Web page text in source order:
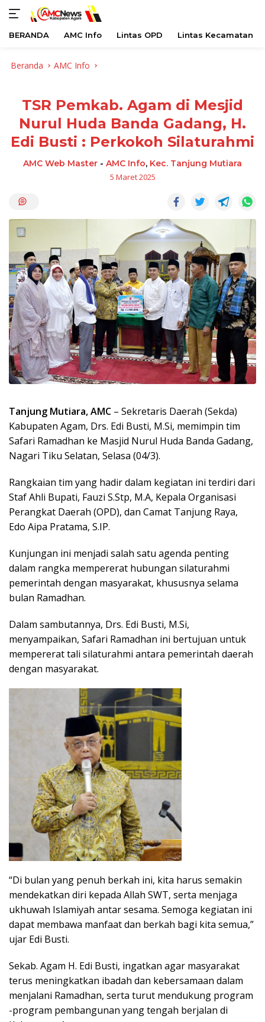
BERANDA AMC Info Lintas OPD Lintas Kecamatan
Beranda AMC Info
TSR Pemkab. Agam di Mesjid
Nurul Huda Banda Gadang, H.
Edi Busti : Perkokoh Silaturahmi
AMC Web Master - AMC Info, Kec. Tanjung Mutiara
5 Maret 2025
Tanjung Mutiara, AMC – Sekretaris Daerah (Sekda)
Kabupaten Agam, Drs. Edi Busti, M.Si, memimpin tim
Safari Ramadhan ke Masjid Nurul Huda Banda Gadang,
Nagari Tiku Selatan, Selasa (04/3).
Rangkaian tim yang hadir dalam kegiatan ini terdiri dari
Staf Ahli Bupati, Fauzi S.Stp, M.A, Kepala Organisasi
Perangkat Daerah (OPD), dan Camat Tanjung Raya,
Edo Aipa Pratama, S.IP.
Kunjungan ini menjadi salah satu agenda penting
dalam rangka mempererat hubungan silaturahmi
pemerintah dengan masyarakat, khususnya selama
bulan Ramadhan.
Dalam sambutannya, Drs. Edi Busti, M.Si,
menyampaikan, Safari Ramadhan ini bertujuan untuk
mempererat tali silaturahmi antara pemerintah daerah
dengan masyarakat.
“Di bulan yang penuh berkah ini, kita harus semakin
mendekatkan diri kepada Allah SWT, serta menjaga
ukhuwah Islamiyah antar sesama. Semoga kegiatan ini
dapat membawa manfaat dan berkah bagi kita semua,”
ujar Edi Busti.
Sekab. Agam H. Edi Busti, ingatkan agar masyarakat
terus meningkatkan ibadah dan kebersamaan dalam
menjalani Ramadhan, serta turut mendukung program
-program pembangunan yang tengah berjalan di